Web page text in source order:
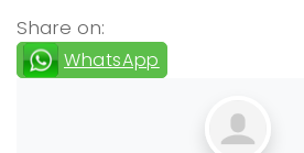
Share on:
WhatsApp